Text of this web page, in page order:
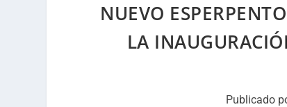
NUEVO
LA
Publicado